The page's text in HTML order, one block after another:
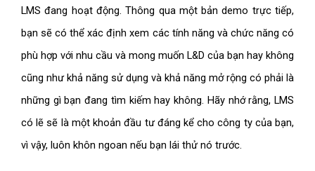
LMS đang hoạt động. Thông qua một bản demo trực tiếp,
bạn sẽ có thể xác định xem các tính năng và chức năng có
phù hợp với nhu cầu và mong muốn L&D của bạn hay không
cũng như khả năng sử dụng và khả năng mở rộng có phải là
những gì bạn đang tìm kiếm hay không. Hãy nhớ rằng, LMS
có lẽ sẽ là một khoản đầu tư đáng kể cho công ty của bạn,
vì vậy, luôn khôn ngoan nếu bạn lái thử nó trước.